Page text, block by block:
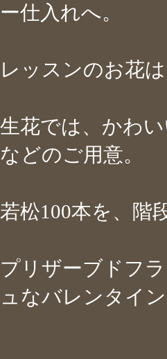
ー仕入れへ。
レッスンのお花
生花では、かわ
などのご用意。
若松100本を、階
プリザーブドフ
ュなバレンタイン